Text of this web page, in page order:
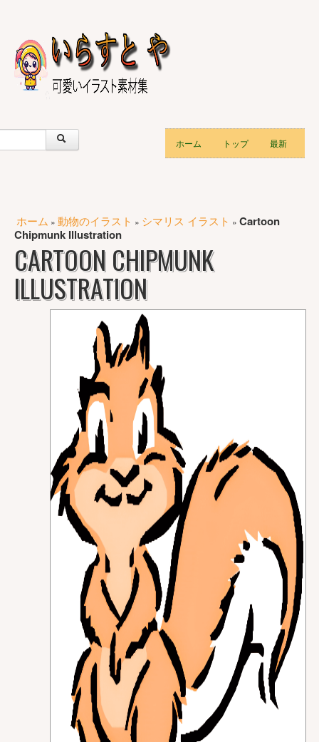
ホーム トップ 最新
ホーム » 動物のイラスト » シマリス イラスト » Cartoon
Chipmunk Illustration
CARTOON CHIPMUNK
ILLUSTRATION